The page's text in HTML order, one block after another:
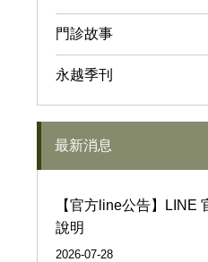
門診故事
永越季刊
最新消息
【官方line公告】LINE
說明
2026-07-28